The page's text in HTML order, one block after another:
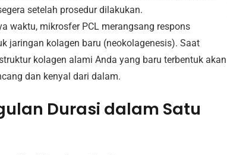
setelah prosedur dilakukan.
waktu, mikrosfer PCL merangsang respons
jaringan kolagen baru (neokolagenesis). Saat
kolagen alami Anda yang baru terbentuk akan
dan kenyal dari dalam.
Durasi dalam Satu